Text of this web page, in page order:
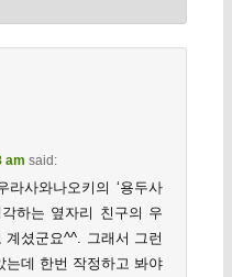
am said:
사와나오키의 ‘용두사
하는 옆자리 친구의 우
셨군요^^. 그래서 그런
는데 한번 작정하고 봐야